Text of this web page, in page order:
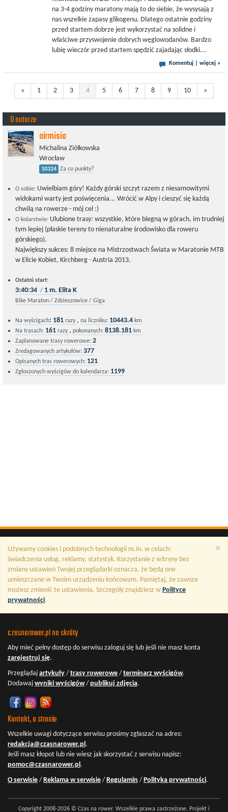
na 3-4 godziny maratony mają to do siebie, że wysysają z
nas wszelkie zapasy glikogenu. Dlatego ostatnie godziny
przed startem dobrze jest wykorzystać na solidne i
właściwe przyswojenie dobrych węglowodanów. Bardzo
lubię wieczór przed startem spędzić zajadając słodki...
Komentuj więcej »
« 1 2 3 4 5 6 7 8 9 10 »
O autorze
airmisio
Michalina Ziółkowska
Wrocław
10324 Za co punkty?
O sobie: Uwielbiam góry! Każdy górski szczyt razem z niesamowitymi
widokami warty jest poświęcenia... Wrócić w Alpy i cieszyć się każdą
chwilą na rowerze - mój cel :)
O kolarstwie: Ulubione trasy: wszystkie, które biegną w górach, im trudniej
tym lepiej (płaskie tereny to nienaturalne środowisko dla roweru
górskiego).
Największy sukces: 8 miejsce na Mistrzostwach Świata w Maratonie MTB
w Elicie Kobiet, Kirchberg - Austria 2013.
Ostatni start:
3:40:34 / 1 m. Elita K
Bike Maraton / Zdzieszowice / Giga
Na wyścigach: 181 razy , na liczniku: 10443.4 km
Na trasach: 161 razy , pokonanych: 8138.181 km
Zaplanowane trasy rowerowe: 2
Zredagowanych artykułów: 377
Opisanych tras rowerowych: 121
Zgłoszonych wyścigów do kalendarza: 1199
×
Używamy cookies i podobnych technologii m.in. w celach:
świadczenia usług, reklamy, statystyk. Korzystanie z witryny bez
zmiany ustawień Twojej przeglądarki oznacza, że będą one
umieszczane w Twoim urządzeniu końcowym. Pamiętaj, że zawsze
możesz zmienić te ustawienia. Szczegóły znajdziesz w Polityce
prywatności.
czasnarower.pl na skróty
Aby mieć pełny dostęp do serwisu zaloguj się lub jeśli nie masz konta
zarejestruj się.
Przeglądaj artykuły / trasy rowerowe / terminarz wyścigów.
Dodawaj wyniki wyścigów/ publikuj zdjęcia.
Kontakt, o stronie
Wszelkie uwagi dotyczące serwisu prosimy zgłaszać na adres:
redakcja@czasnarower.pl.
Jeśli masz kłopot lub nie wiesz jak skorzystać z serwisu napisz:
pomoc@czasnarower.pl.
O serwisie / Reklama w serwisie / Regulamin / Polityka prywatności.
Copyright 2008-2026 © Czas na rower. Wszelkie prawa zastrzeżone. Projekt i